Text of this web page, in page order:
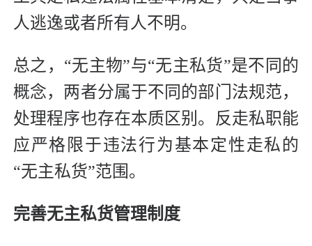
人逃逸或者所有人不明。
总之，“无主物”与“无主私货”是不同的
概念，两者分属于不同的部门法规范，
处理程序也存在本质区别。反走私职能
应严格限于违法行为基本定性走私的
“无主私货”范围。
完善无主私货管理制度